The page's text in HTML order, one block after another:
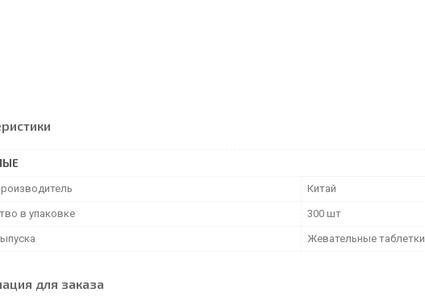
Китай
в упаковке 300 шт
Жевательные таблетки
для заказа